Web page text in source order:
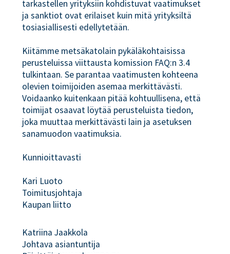
tarkastellen yrityksiin kohdistuvat vaatimukset
ja sanktiot ovat erilaiset kuin mitä yrityksiltä
tosiasiallisesti edellytetään.
Kiitämme metsäkatolain pykäläkohtaisissa
perusteluissa viittausta komission FAQ:n 3.4
tulkintaan. Se parantaa vaatimusten kohteena
olevien toimijoiden asemaa merkittävästi.
Voidaanko kuitenkaan pitää kohtuullisena, että
toimijat osaavat löytää perusteluista tiedon,
joka muuttaa merkittävästi lain ja asetuksen
sanamuodon vaatimuksia.
Kunnioittavasti
Kari Luoto
Toimitusjohtaja
Kaupan liitto
Katriina Jaakkola
Johtava asiantuntija